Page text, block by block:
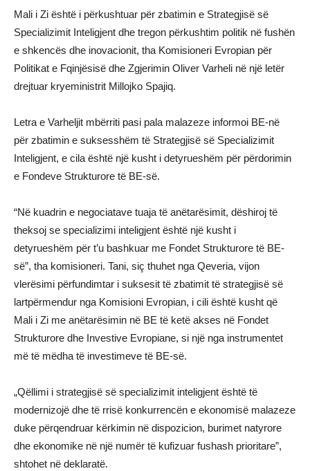
Mali i Zi është i përkushtuar për zbatimin e Strategjisë së
Specializimit Inteligjent dhe tregon përkushtim politik në fushën
e shkencës dhe inovacionit, tha Komisioneri Evropian për
Politikat e Fqinjësisë dhe Zgjerimin Oliver Varheli në një letër
drejtuar kryeministrit Millojko Spajiq.
Letra e Varheljit mbërriti pasi pala malazeze informoi BE-në
për zbatimin e suksesshëm të Strategjisë së Specializimit
Inteligjent, e cila është një kusht i detyrueshëm për përdorimin
e Fondeve Strukturore të BE-së.
“Në kuadrin e negociatave tuaja të anëtarësimit, dëshiroj të
theksoj se specializimi inteligjent është një kusht i
detyrueshëm për t’u bashkuar me Fondet Strukturore të BE-
së”, tha komisioneri. Tani, siç thuhet nga Qeveria, vijon
vlerësimi përfundimtar i suksesit të zbatimit të strategjisë së
lartpërmendur nga Komisioni Evropian, i cili është kusht që
Mali i Zi me anëtarësimin në BE të ketë akses në Fondet
Strukturore dhe Investive Evropiane, si një nga instrumentet
më të mëdha të investimeve të BE-së.
„Qëllimi i strategjisë së specializimit inteligjent është të
modernizojë dhe të rrisë konkurrencën e ekonomisë malazeze
duke përqendruar kërkimin në dispozicion, burimet natyrore
dhe ekonomike në një numër të kufizuar fushash prioritare”,
shtohet në deklaratë.